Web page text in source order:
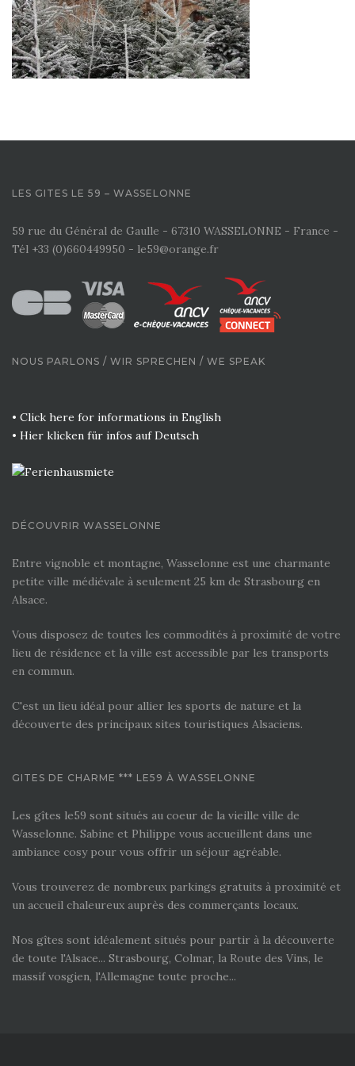
LES GITES LE 59 – WASSELONNE
59 rue du Général de Gaulle - 67310 WASSELONNE - France -
Tél +33 (0)660449950 - le59@orange.fr
NOUS PARLONS / WIR SPRECHEN / WE SPEAK
• Click here for informations in English
• Hier klicken für infos auf Deutsch
DÉCOUVRIR WASSELONNE
Entre vignoble et montagne, Wasselonne est une charmante
petite ville médiévale à seulement 25 km de Strasbourg en
Alsace.
Vous disposez de toutes les commodités à proximité de votre
lieu de résidence et la ville est accessible par les transports
en commun.
C'est un lieu idéal pour allier les sports de nature et la
découverte des principaux sites touristiques Alsaciens.
GITES DE CHARME *** LE59 À WASSELONNE
Les gîtes le59 sont situés au coeur de la vieille ville de
Wasselonne. Sabine et Philippe vous accueillent dans une
ambiance cosy pour vous offrir un séjour agréable.
Vous trouverez de nombreux parkings gratuits à proximité et
un accueil chaleureux auprès des commerçants locaux.
Nos gîtes sont idéalement situés pour partir à la découverte
de toute l'Alsace... Strasbourg, Colmar, la Route des Vins, le
massif vosgien, l'Allemagne toute proche...